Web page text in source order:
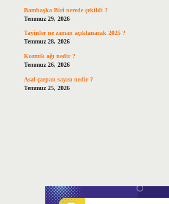
Bambaşka Biri nerede çekildi ?
Temmuz 29, 2026
Tayinler ne zaman açıklanacak 2025 ?
Temmuz 28, 2026
Kozmik ağı nedir ?
Temmuz 26, 2026
Asal çarpan sayısı nedir ?
Temmuz 25, 2026